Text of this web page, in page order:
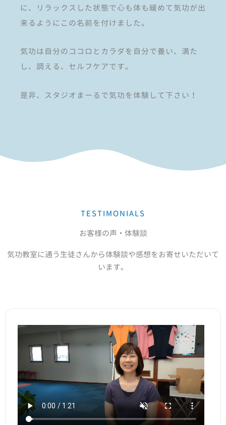
に、リラックスした状態で心も体も緩めて気功が出
来るようにこの名前を付けました。
気功は自分のココロとカラダを自分で養い、満た
し、調える、セルフケアです。
是非、スタジオまーるで気功を体験して下さい！
TESTIMONIALS
お客様の声・体験談
気功教室に通う生徒さんから体験談や感想をお寄せいただいて
います。